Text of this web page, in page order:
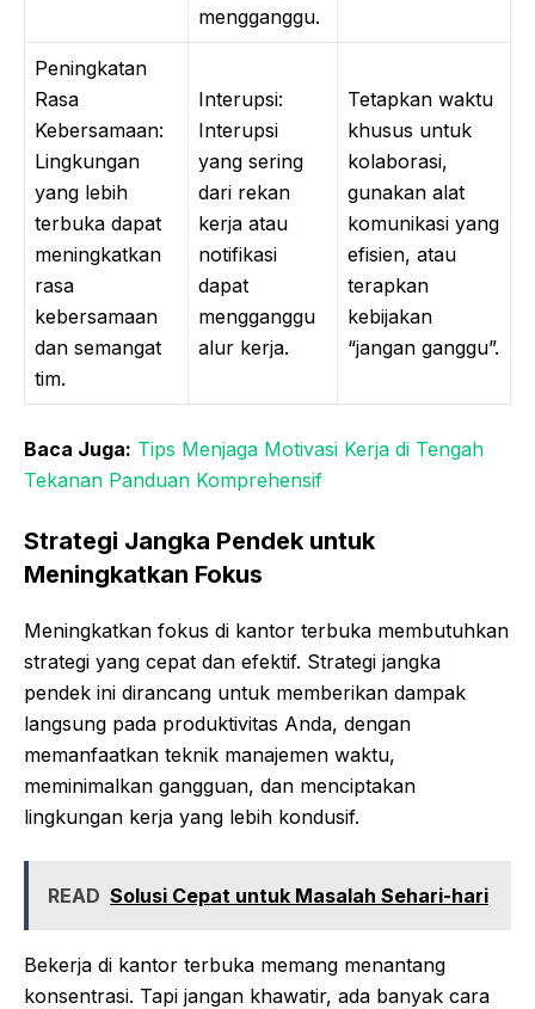
mengganggu.
Peningkatan
Rasa
Kebersamaan:
Lingkungan
yang lebih
terbuka dapat
meningkatkan
rasa
kebersamaan
dan semangat
tim.
Interupsi:
Interupsi
yang sering
dari rekan
kerja atau
notifikasi
dapat
mengganggu
alur kerja.
Tetapkan waktu
khusus untuk
kolaborasi,
gunakan alat
komunikasi yang
efisien, atau
terapkan
kebijakan
“jangan ganggu”.
Baca Juga: Tips Menjaga Motivasi Kerja di Tengah
Tekanan Panduan Komprehensif
Strategi Jangka Pendek untuk
Meningkatkan Fokus
Meningkatkan fokus di kantor terbuka membutuhkan
strategi yang cepat dan efektif. Strategi jangka
pendek ini dirancang untuk memberikan dampak
langsung pada produktivitas Anda, dengan
memanfaatkan teknik manajemen waktu,
meminimalkan gangguan, dan menciptakan
lingkungan kerja yang lebih kondusif.
READ Solusi Cepat untuk Masalah Sehari-hari
Bekerja di kantor terbuka memang menantang
konsentrasi. Tapi jangan khawatir, ada banyak cara